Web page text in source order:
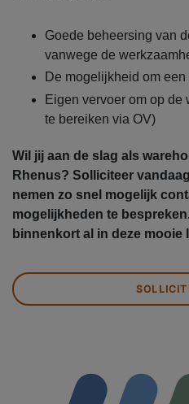
Goede beheersing van
vanwege de
De mogelijkheid om
Eigen vervoer om op de
te bereiken via OV)
Wil jij aan de slag als
Rhenus? Solliciteer
nemen zo snel mogelijk
mogelijkheden te
binnenkort al in deze mooie